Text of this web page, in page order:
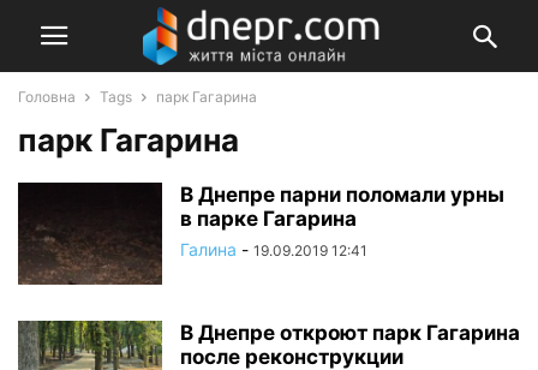
Головна Tags парк Гагарина
парк Гагарина
В Днепре парни поломали урны
в парке Гагарина
Галина - 19.09.2019 12:41
В Днепре откроют парк Гагарина
после реконструкции